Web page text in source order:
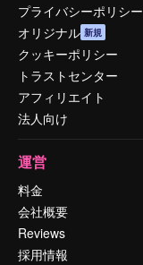
プライバシーポリシー
オリジナル 新規
クッキーポリシー
トラストセンター
アフィリエイト
法人向け
運営
料金
会社概要
Reviews
採用情報